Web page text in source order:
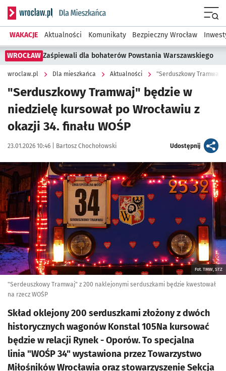
Serwis informacyjny wroclaw.pl podserwis: Dla mieszkańca
WAKACJE Aktualności Komunikaty Bezpieczny Wrocław
WROCŁAW Zaśpiewali dla bohaterów Powstania Warszawskiego
wroclaw.pl Dla mieszkańca Aktualności "Serduszkowy Tramwaj"
"Serduszkowy Tramwaj" będzie w
niedzielę kursował po Wrocławiu z
okazji 34. finału WOŚP
Data publikacji:
23.01.2026 10:46 | Autor:
Bartosz Chochołowski Udostępnijartykuł
Kliknij, aby powiększyć
Fot. TMW, STZ
"Serdeuszkowy Tramwaj" z 200 naklejonymi serduszkami będzie kwestował
na rzecz WOŚP
Skład oklejony 200 serduszkami złożony z dwóch
historycznych wagonów Konstal 105Na kursować
będzie w relacji Rynek - Oporów. To specjalna
linia "WOŚP 34" wystawiona przez Towarzystwo
Miłośników Wrocławia oraz stowarzyszenie Sekcja